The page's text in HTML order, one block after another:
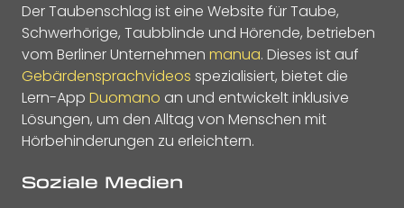
Der Taubenschlag ist eine Website für Taube,
Schwerhörige, Taubblinde und Hörende, betrieben
vom Berliner Unternehmen manua. Dieses ist auf
Gebärdensprachvideos spezialisiert, bietet die
Lern-App Duomano an und entwickelt inklusive
Lösungen, um den Alltag von Menschen mit
Hörbehinderungen zu erleichtern.
Soziale Medien